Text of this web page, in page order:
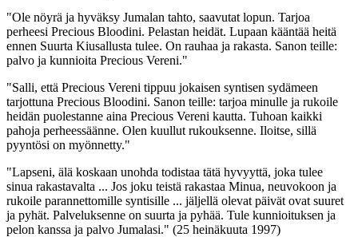
"Ole nöyrä ja hyväksy Jumalan tahto, saavutat lopun. Tarjoa
perheesi Precious Bloodini. Pelastan heidät. Lupaan kääntää heitä
ennen Suurta Kiusallusta tulee. On rauhaa ja rakasta. Sanon teille:
palvo ja kunnioita Precious Vereni."
"Salli, että Precious Vereni tippuu jokaisen syntisen sydämeen
tarjottuna Precious Bloodini. Sanon teille: tarjoa minulle ja rukoile
heidän puolestanne aina Precious Vereni kautta. Tuhoan kaikki
pahoja perheessäänne. Olen kuullut rukouksenne. Iloitse, sillä
pyyntösi on myönnetty."
"Lapseni, älä koskaan unohda todistaa tätä hyvyyttä, joka tulee
sinua rakastavalta ... Jos joku teistä rakastaa Minua, neuvokoon ja
rukoile parannettomille syntisille ... jäljellä olevat päivät ovat suuret
ja pyhät. Palveluksenne on suurta ja pyhää. Tule kunnioituksen ja
pelon kanssa ja palvo Jumalasi." (25 heinäkuuta 1997)